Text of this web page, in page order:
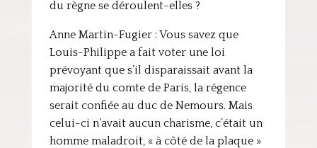
du règne se déroulent-elles ?
Anne Martin-Fugier : Vous savez que
Louis-Philippe a fait voter une loi
prévoyant que s’il disparaissait avant la
majorité du comte de Paris, la régence
serait confiée au duc de Nemours. Mais
celui-ci n’avait aucun charisme, c’était un
homme maladroit, « à côté de la plaque »